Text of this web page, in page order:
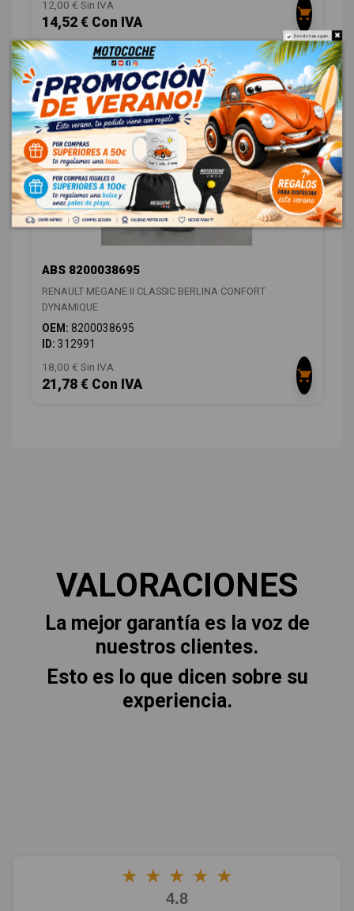
12,00 € Sin IVA
14,52 € Con IVA
SUSPENSIÓN / FRENOS 1
ABS 8200038695
RENAULT MEGANE II CLASSIC BERLINA CONFORT
DYNAMIQUE
OEM: 8200038695
ID: 312991
18,00 € Sin IVA
21,78 € Con IVA
VALORACIONES
La mejor garantía es la voz de
nuestros clientes.
Esto es lo que dicen sobre su
experiencia.
★ ★ ★ ★ ★
4.8
Do not show again.